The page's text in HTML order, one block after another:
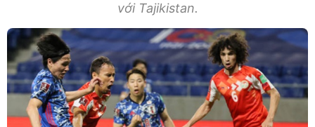
với Tajikistan.